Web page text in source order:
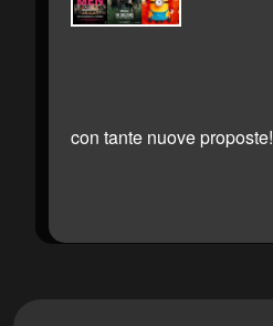
con tante nuove proposte!